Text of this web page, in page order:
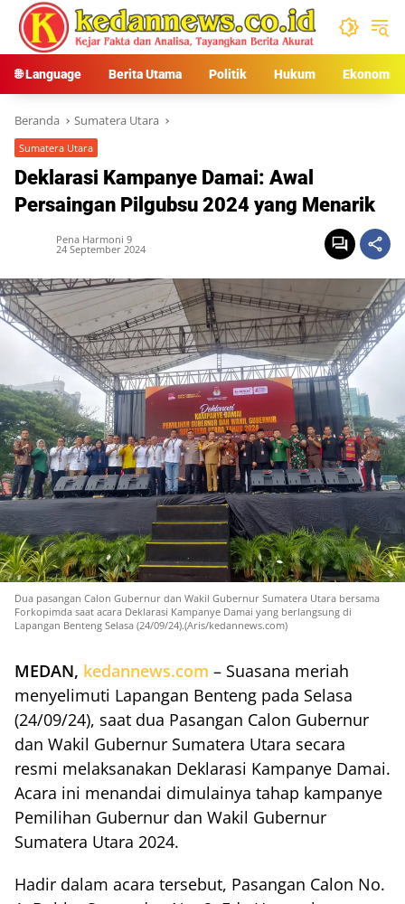
Langsung
konten
🌐 Language Berita Utama Politik Hukum Ekonomi
Beranda Sumatera Utara
Sumatera Utara
Deklarasi Kampanye Damai: Awal
Persaingan Pilgubsu 2024 yang Menarik
Pena Harmoni 9
24 September 2024
Dua pasangan Calon Gubernur dan Wakil Gubernur Sumatera Utara bersama
Forkopimda saat acara Deklarasi Kampanye Damai yang berlangsung di
Lapangan Benteng Selasa (24/09/24).(Aris/kedannews.com)
MEDAN, kedannews.com – Suasana meriah
menyelimuti Lapangan Benteng pada Selasa
(24/09/24), saat dua Pasangan Calon Gubernur
dan Wakil Gubernur Sumatera Utara secara
resmi melaksanakan Deklarasi Kampanye Damai.
Acara ini menandai dimulainya tahap kampanye
Pemilihan Gubernur dan Wakil Gubernur
Sumatera Utara 2024.
Hadir dalam acara tersebut, Pasangan Calon No.